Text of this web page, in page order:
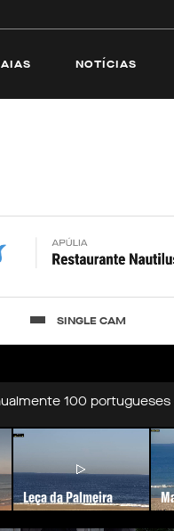
NOTÍCIAS
LIVECAMS
SINGLE CAM
100 portugueses com
Leça da Palmeira